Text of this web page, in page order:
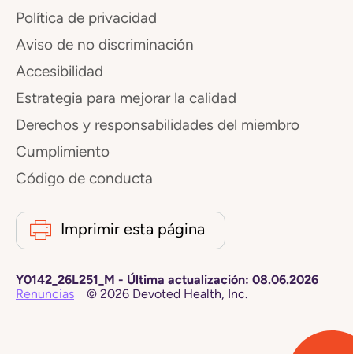
Política de privacidad
Aviso de no discriminación
Accesibilidad
Estrategia para mejorar la calidad
Derechos y responsabilidades del miembro
Cumplimiento
Código de conducta
Imprimir esta página
Y0142_26L251_M - Última actualización: 08.06.2026
Renuncias
© 2026 Devoted Health, Inc.